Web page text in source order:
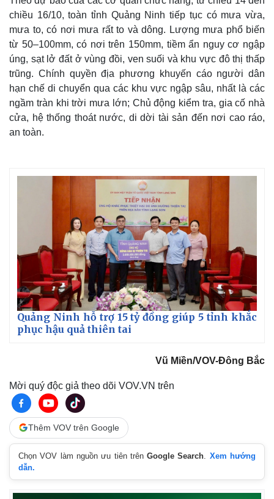
Thể thao
Bóng đá
Lịch thi đấu bóng đá
Thế giới thể thao
eSports
Hậu trường
chiều 16/10, toàn tỉnh Quảng Ninh tiếp tục có mưa vừa,
mưa to, có nơi mưa rất to và dông. Lượng mưa phổ biến
từ 50–100mm, có nơi trên 150mm, tiềm ẩn nguy cơ ngập
úng, sạt lở đất ở vùng đồi, ven suối và khu vực đô thị thấp
trũng. Chính quyền địa phương khuyến cáo người dân
hạn chế di chuyển qua các khu vực ngập sâu, nhất là các
ngầm tràn khi trời mưa lớn; Chủ động kiểm tra, gia cố nhà
cửa, hệ thống thoát nước, di dời tài sản đến nơi cao ráo,
an toàn.
Quảng Ninh hỗ trợ 15 tỷ đồng giúp 5 tỉnh khắc
phục hậu quả thiên tai
Vũ Miền/VOV-Đông Bắc
Mời quý độc giả theo dõi VOV.VN trên
Thêm VOV trên Google
Chọn VOV làm nguồn ưu tiên trênGoogle Search
Xem hướng
dẫn.